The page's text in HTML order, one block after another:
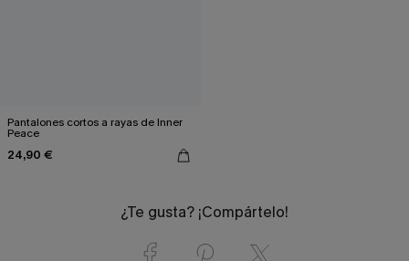
Pantalones cortos a rayas de Inner
Peace
24,90 €
¿Te gusta? ¡Compártelo!